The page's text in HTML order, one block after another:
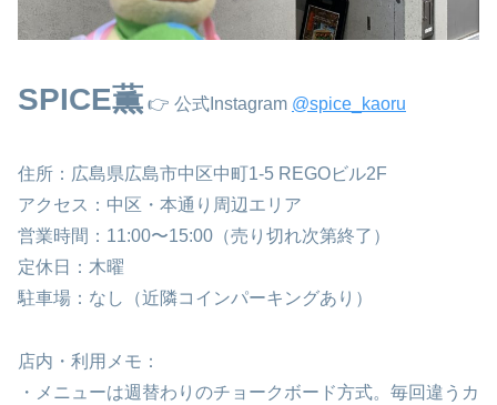
SPICE薫 👉 公式Instagram @spice_kaoru
住所：広島県広島市中区中町1-5 REGOビル2F
アクセス：中区・本通り周辺エリア
営業時間：11:00〜15:00（売り切れ次第終了）
定休日：木曜
駐車場：なし（近隣コインパーキングあり）
店内・利用メモ：
・メニューは週替わりのチョークボード方式。毎回違うカ